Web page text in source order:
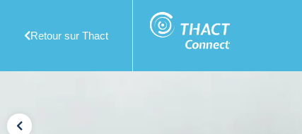
Retour sur Thact